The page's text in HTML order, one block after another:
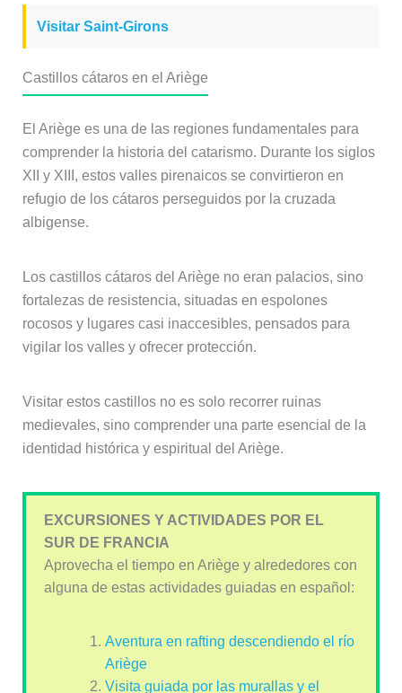
Visitar Saint-Girons
Castillos cátaros en el Ariège
El Ariège es una de las regiones fundamentales para
comprender la historia del catarismo. Durante los siglos
XII y XIII, estos valles pirenaicos se convirtieron en
refugio de los cátaros perseguidos por la cruzada
albigense.
Los castillos cátaros del Ariège no eran palacios, sino
fortalezas de resistencia, situadas en espolones
rocosos y lugares casi inaccesibles, pensados para
vigilar los valles y ofrecer protección.
Visitar estos castillos no es solo recorrer ruinas
medievales, sino comprender una parte esencial de la
identidad histórica y espiritual del Ariège.
EXCURSIONES Y ACTIVIDADES POR EL
SUR DE FRANCIA
Aprovecha el tiempo en Ariège y alrededores con
alguna de estas actividades guiadas en español:
Aventura en rafting descendiendo el río
Ariège
Visita guiada por las murallas y el